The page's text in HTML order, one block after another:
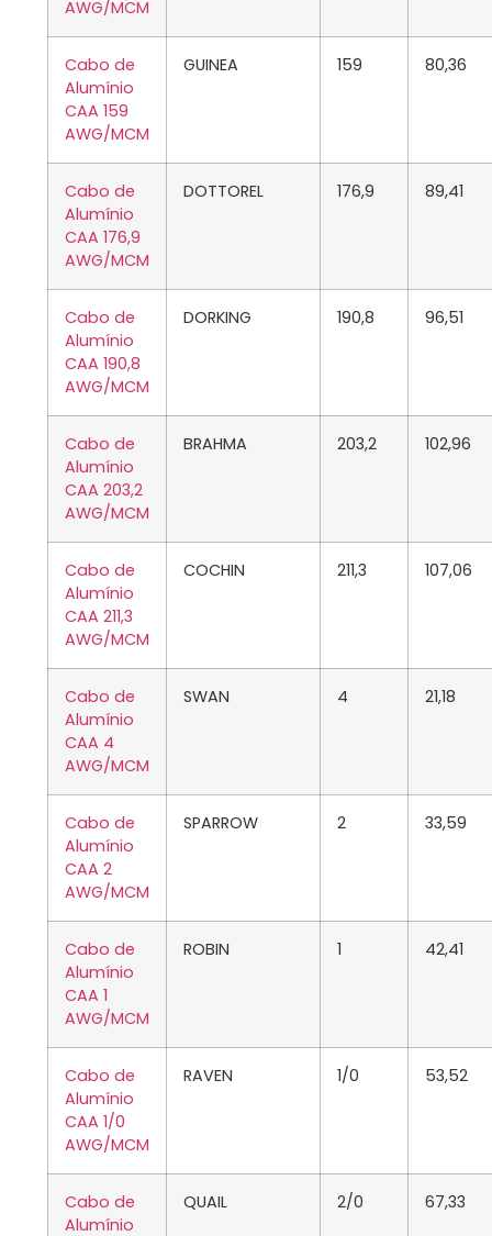
AWG/MCM
Cabo de
Alumínio
CAA 159
AWG/MCM
GUINEA 159 80,36
Cabo de
Alumínio
CAA 176,9
AWG/MCM
DOTTOREL 176,9 89,41
Cabo de
Alumínio
CAA 190,8
AWG/MCM
DORKING 190,8 96,51
Cabo de
Alumínio
CAA 203,2
AWG/MCM
BRAHMA 203,2 102,96
Cabo de
Alumínio
CAA 211,3
AWG/MCM
COCHIN 211,3 107,06
Cabo de
Alumínio
CAA 4
AWG/MCM
SWAN 4 21,18
Cabo de
Alumínio
CAA 2
AWG/MCM
SPARROW 2 33,59
Cabo de
Alumínio
CAA 1
AWG/MCM
ROBIN 1 42,41
Cabo de
Alumínio
CAA 1/0
AWG/MCM
RAVEN 1/0 53,52
Cabo de
Alumínio
QUAIL 2/0 67,33